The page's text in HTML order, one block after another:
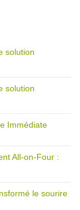
solution
solution
Immédiate
All-on-Four :
le sourire